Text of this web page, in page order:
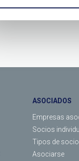
ASOCIADOS
Empresas
Socios
Tipos de
Asociarse